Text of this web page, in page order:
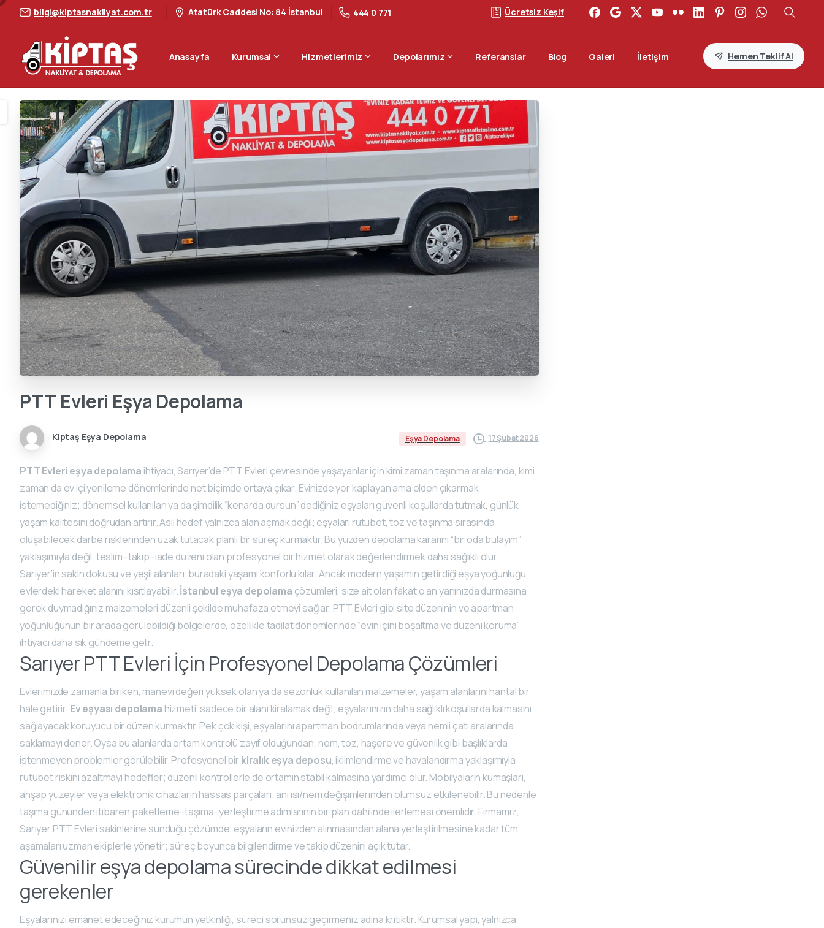
bilgi@kiptasnakliyat.com.tr Atatürk Caddesi No: 84 İstanbul 444 0 771 Ücretsiz Keşif
Anasayfa Kurumsal Hizmetlerimiz Depolarımız Referanslar Blog Galeri İletişim Hemen Teklif Al
PTT Evleri Eşya Depolama
Kiptaş Eşya Depolama Eşya Depolama 17 Şubat 2026
PTT Evleri eşya depolama ihtiyacı, Sarıyer’de PTT Evleri çevresinde yaşayanlar için kimi zaman taşınma aralarında, kimi
zaman da ev içi yenileme dönemlerinde net biçimde ortaya çıkar. Evinizde yer kaplayan ama elden çıkarmak
istemediğiniz; dönemsel kullanılan ya da şimdilik “kenarda dursun” dediğiniz eşyaları güvenli koşullarda tutmak, günlük
yaşam kalitesini doğrudan artırır. Asıl hedef yalnızca alan açmak değil; eşyaları rutubet, toz ve taşınma sırasında
oluşabilecek darbe risklerinden uzak tutacak planlı bir süreç kurmaktır. Bu yüzden depolama kararını “bir oda bulayım”
yaklaşımıyla değil, teslim–takip–iade düzeni olan profesyonel bir hizmet olarak değerlendirmek daha sağlıklı olur.
Sarıyer’in sakin dokusu ve yeşil alanları, buradaki yaşamı konforlu kılar. Ancak modern yaşamın getirdiği eşya yoğunluğu,
evlerdeki hareket alanını kısıtlayabilir.İstanbul eşya depolama çözümleri, size ait olan fakat o an yanınızda durmasına
gerek duymadığınız malzemeleri düzenli şekilde muhafaza etmeyi sağlar. PTT Evleri gibi site düzeninin ve apartman
yoğunluğunun bir arada görülebildiği bölgelerde, özellikle tadilat dönemlerinde “evin içini boşaltma ve düzeni koruma”
ihtiyacı daha sık gündeme gelir.
Sarıyer PTT Evleri İçin Profesyonel Depolama Çözümleri
Evlerimizde zamanla biriken, manevi değeri yüksek olan ya da sezonluk kullanılan malzemeler, yaşam alanlarını hantal bir
hale getirir. Ev eşyası depolama hizmeti, sadece bir alanı kiralamak değil; eşyalarınızın daha sağlıklı koşullarda kalmasını
sağlayacak koruyucu bir düzen kurmaktır. Pek çok kişi, eşyalarını apartman bodrumlarında veya nemli çatı aralarında
saklamayı dener. Oysa bu alanlarda ortam kontrolü zayıf olduğundan; nem, toz, haşere ve güvenlik gibi başlıklarda
istenmeyen problemler görülebilir. Profesyonel bir kiralık eşya deposu, iklimlendirme ve havalandırma yaklaşımıyla
rutubet riskini azaltmayı hedefler; düzenli kontrollerle de ortamın stabil kalmasına yardımcı olur. Mobilyaların kumaşları,
ahşap yüzeyler veya elektronik cihazların hassas parçaları; ani ısı/nem değişimlerinden olumsuz etkilenebilir. Bu nedenle
taşıma gününden itibaren paketleme–taşıma–yerleştirme adımlarının bir plan dahilinde ilerlemesi önemlidir. Firmamız,
Sarıyer PTT Evleri sakinlerine sunduğu çözümde, eşyaların evinizden alınmasından alana yerleştirilmesine kadar tüm
aşamaları uzman ekiplerle yönetir; süreç boyunca bilgilendirme ve takip düzenini açık tutar.
Güvenilir eşya depolama sürecinde dikkat edilmesi
gerekenler
Eşyalarınızı emanet edeceğiniz kurumun yetkinliği, süreci sorunsuz geçirmeniz adına kritiktir. Kurumsal yapı, yalnızca